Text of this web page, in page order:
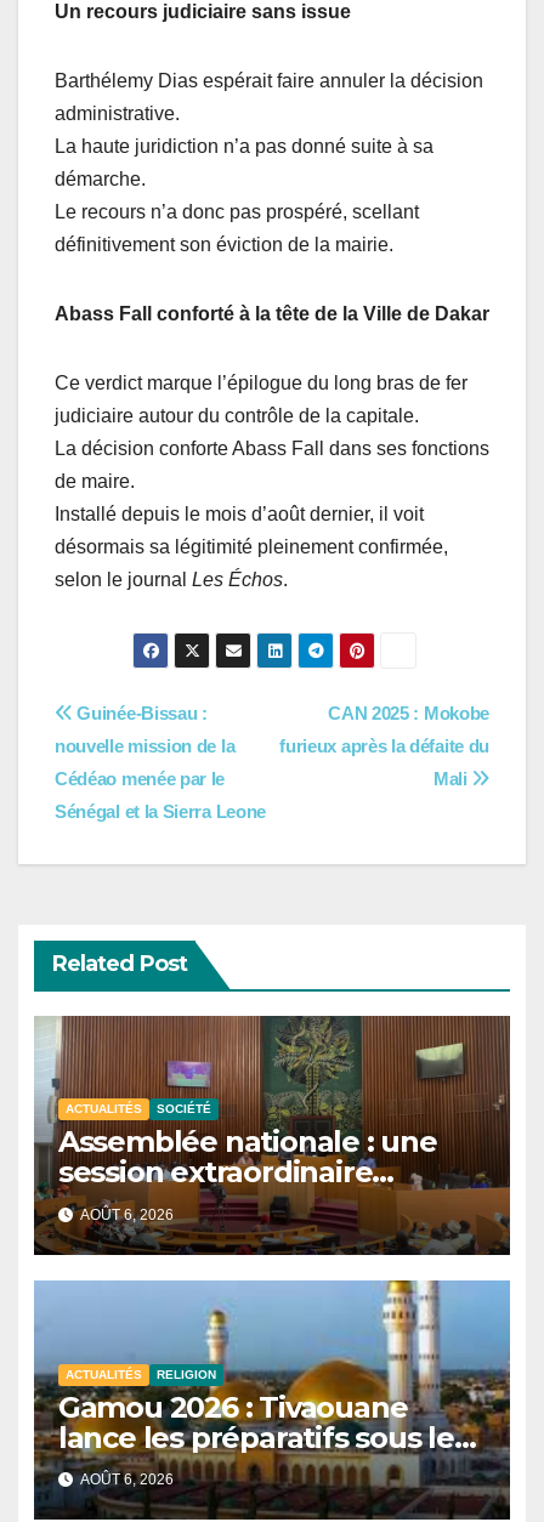
Un recours judiciaire sans issue
Barthélemy Dias espérait faire annuler la décision
administrative.
La haute juridiction n’a pas donné suite à sa
démarche.
Le recours n’a donc pas prospéré, scellant
définitivement son éviction de la mairie.
Abass Fall conforté à la tête de la Ville de Dakar
Ce verdict marque l’épilogue du long bras de fer
judiciaire autour du contrôle de la capitale.
La décision conforte Abass Fall dans ses fonctions
de maire.
Installé depuis le mois d’août dernier, il voit
désormais sa légitimité pleinement confirmée,
selon le journal Les Échos.
Navigation
de
l’article
CAN 2025 : Mokobe
furieux après la défaite du
Mali
Guinée-Bissau :
nouvelle mission de la
Cédéao menée par le
Sénégal et la Sierra Leone
Related Post
ACTUALITÉS SOCIÉTÉ
Assemblée nationale : une
session extraordinaire
convoquée le 10 août avec
plusieurs commissions
d’enquête à l’ordre du jour.
AOÛT 6, 2026
ACTUALITÉS RELIGION
Gamou 2026 : Tivaouane
lance les préparatifs sous le
signe de l’unité et du Tawhid.
AOÛT 6, 2026